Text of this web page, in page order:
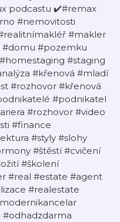
podcastu ✔️#remax
#nemovitosti
#makler
#pozemku
#staging
#křenová #mladí
#rozhovor #křenová
#podnikatel
#rozhovor #video
#finance
#styly #slohy
#štěstí #cvičení
#školení
#real #estate #agent
#realestate
#odhadzdarma